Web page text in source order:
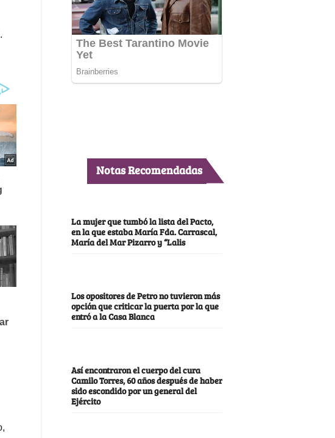
Notas Recomendadas
La mujer que tumbó la lista del Pacto,
en la que estaba María Fda. Carrascal,
María del Mar Pizarro y “Lalis
Los opositores de Petro no tuvieron más
opción que criticar la puerta por la que
entró a la Casa Blanca
Así encontraron el cuerpo del cura
Camilo Torres, 60 años después de haber
sido escondido por un general del
Ejército